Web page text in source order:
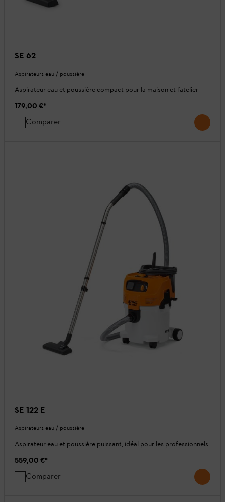
SE 62
Aspirateurs eau / poussière
Aspirateur eau et poussière compact pour la maison et l'atelier
179,00 €*
Comparer
SE 122 E
Aspirateurs eau / poussière
Aspirateur eau et poussière puissant, idéal pour les professionnels
559,00 €*
Comparer